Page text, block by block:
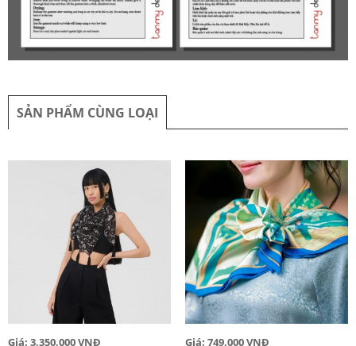
SẢN PHẨM CÙNG LOẠI
Giá: 3,350,000 VNĐ Giá: 749,000 VNĐ